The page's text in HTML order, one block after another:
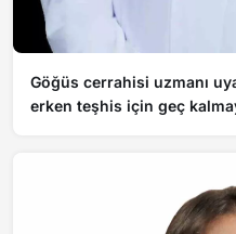
Göğüs cerrahisi uzmanı
erken teşhis için geç